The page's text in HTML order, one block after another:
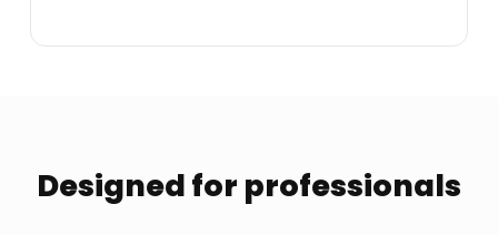
Designed for professionals